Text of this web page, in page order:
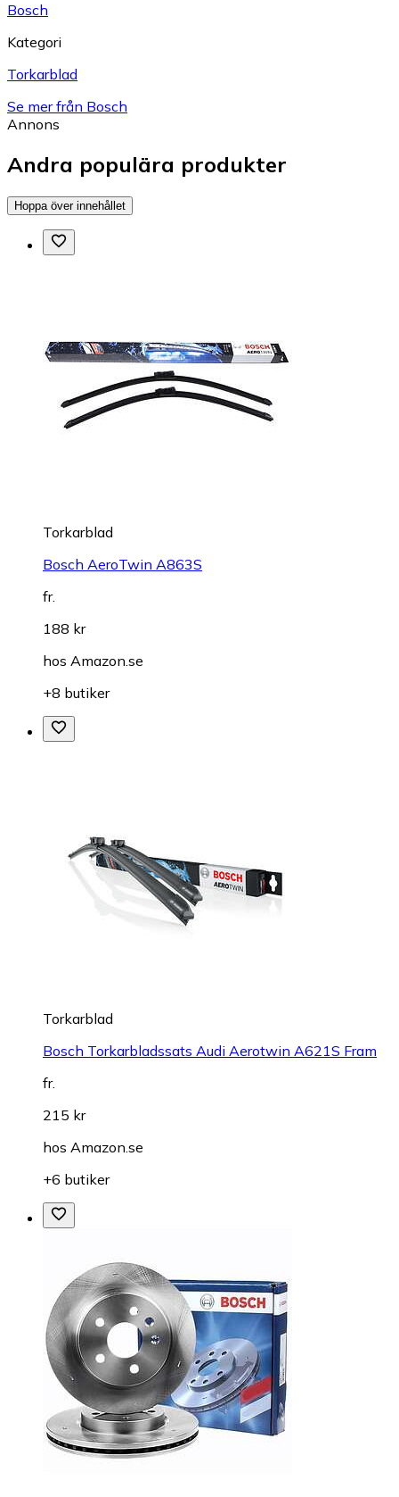
Bosch
Kategori
Torkarblad
Se mer från Bosch
Annons
Andra populära produkter
Hoppa över innehållet
Torkarblad
Bosch AeroTwin A863S
fr.
188 kr
hos Amazon.se
+8 butiker
Torkarblad
Bosch Torkarbladssats Audi Aerotwin A621S Fram
fr.
215 kr
hos Amazon.se
+6 butiker